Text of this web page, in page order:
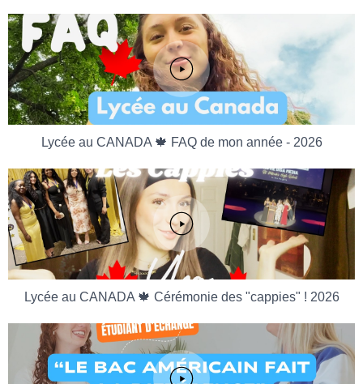
Lycée au CANADA 🍁 FAQ de mon année - 2026
Lycée au CANADA 🍁 Cérémonie des "cappies" ! 2026